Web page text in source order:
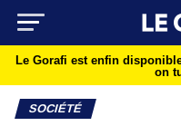
Le Gorafi est enfin
on
SOCIÉTÉ